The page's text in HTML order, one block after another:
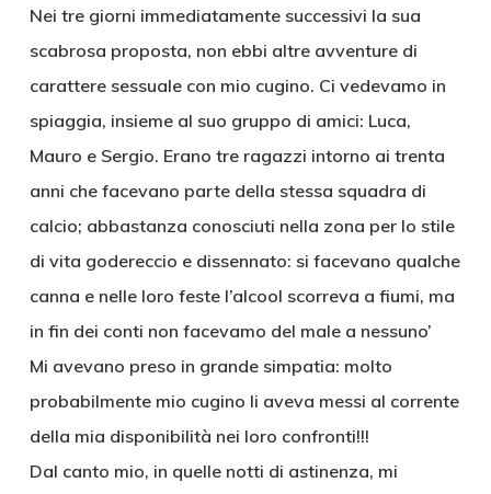
Nei tre giorni immediatamente successivi la sua
scabrosa proposta, non ebbi altre avventure di
carattere sessuale con mio cugino. Ci vedevamo in
spiaggia, insieme al suo gruppo di amici: Luca,
Mauro e Sergio. Erano tre ragazzi intorno ai trenta
anni che facevano parte della stessa squadra di
calcio; abbastanza conosciuti nella zona per lo stile
di vita godereccio e dissennato: si facevano qualche
canna e nelle loro feste l’alcool scorreva a fiumi, ma
in fin dei conti non facevamo del male a nessuno’
Mi avevano preso in grande simpatia: molto
probabilmente mio cugino li aveva messi al corrente
della mia disponibilità nei loro confronti!!!
Dal canto mio, in quelle notti di astinenza, mi